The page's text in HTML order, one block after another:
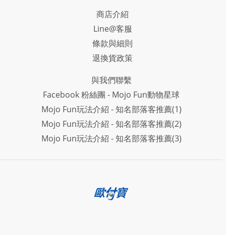
商店介紹
Line@客服
條款與細則
退換貨政策
與我們聯繫
Facebook 粉絲團 - Mojo Fun動物星球
Mojo Fun玩法介紹 - 知名部落客推薦(1)
Mojo Fun玩法介紹 - 知名部落客推薦(2)
Mojo Fun玩法介紹 - 知名部落客推薦(3)